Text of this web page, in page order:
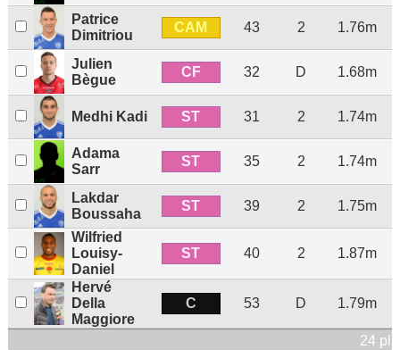
Patrice
Dimitriou
CAM 43 2 1.76m
Julien
Bègue
CF 32 D 1.68m
Medhi Kadi ST 31 2 1.74m
Adama
Sarr
ST 35 2 1.74m
Lakdar
Boussaha
ST 39 2 1.75m
Wilfried
Louisy-
Daniel
ST 40 2 1.87m
Hervé
Della
Maggiore
C 53 D 1.79m
24